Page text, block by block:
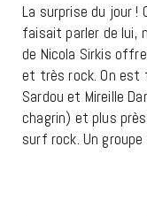
La surprise du jour
faisait parler de lui,
de Nicola Sirkis
et très rock. On est
Sardou et Mireille
chagrin) et plus
surf rock. Un